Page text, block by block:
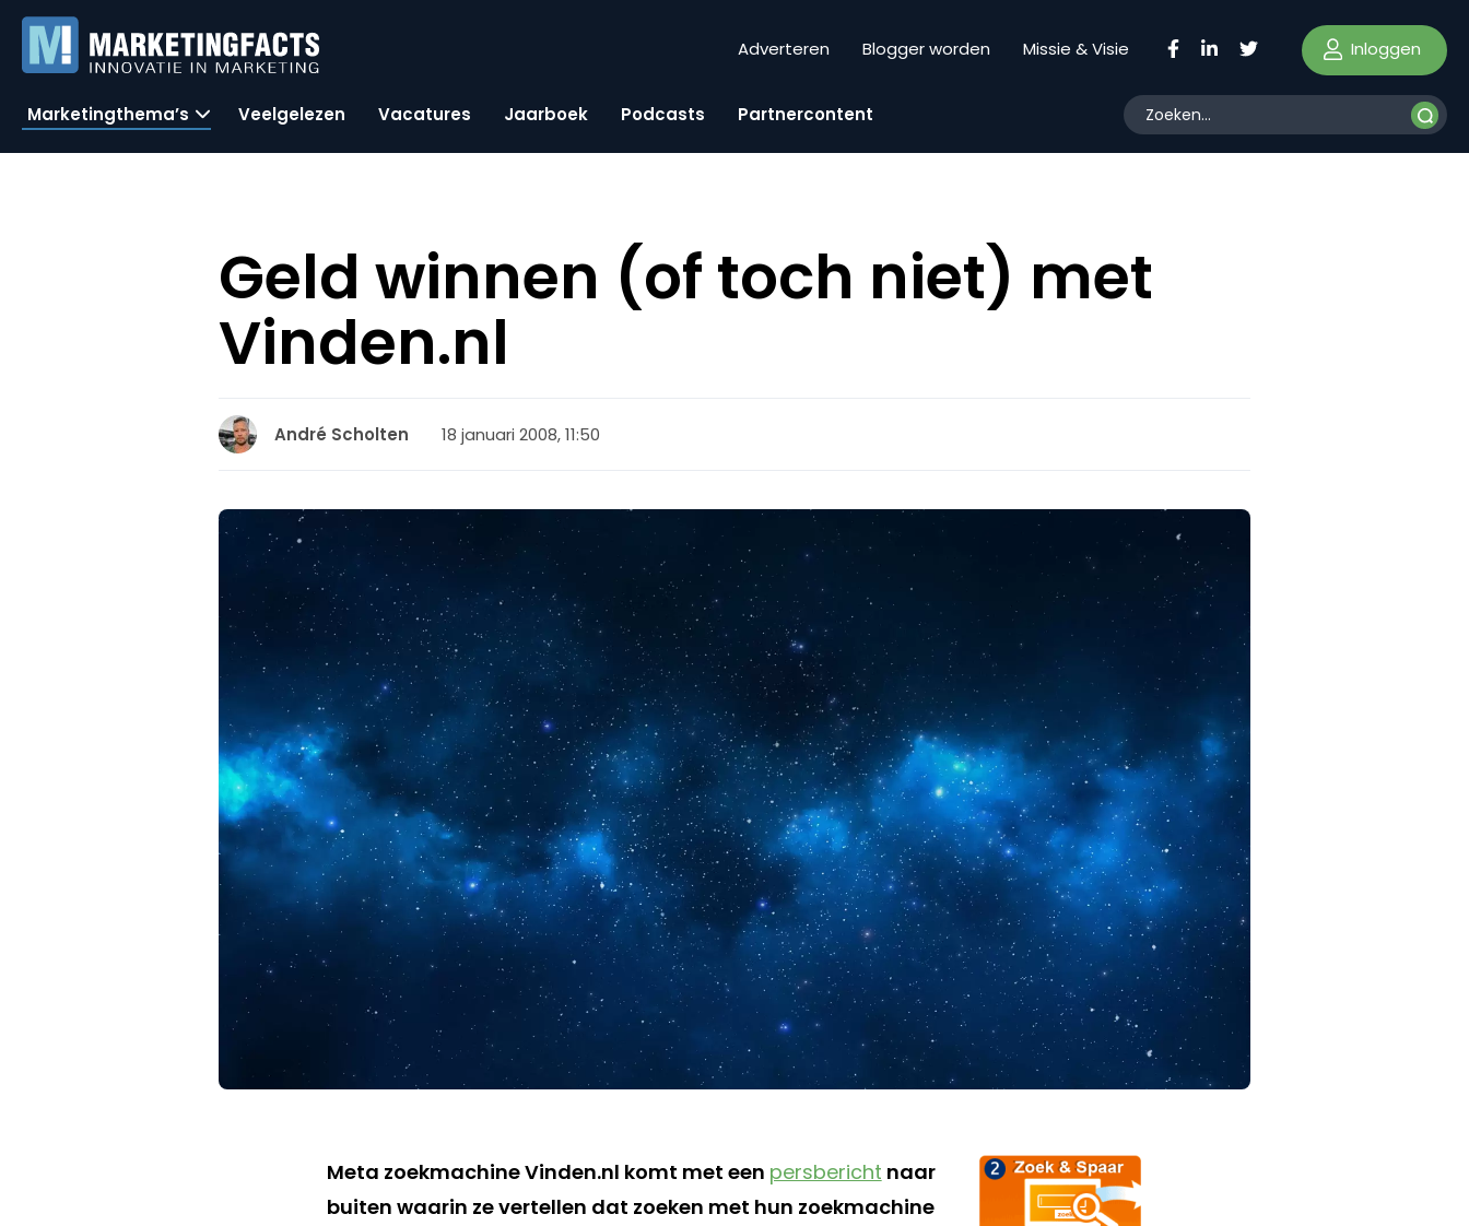
Adverteren Blogger worden Missie & Visie Inloggen
Marketingthema’s Veelgelezen Vacatures Jaarboek Podcasts Partnercontent
Geld winnen (of toch niet) met
Vinden.nl
André Scholten 18 januari 2008, 11:50
Meta zoekmachine Vinden.nl komt met een persbericht naar
buiten waarin ze vertellen dat zoeken met hun zoekmachine